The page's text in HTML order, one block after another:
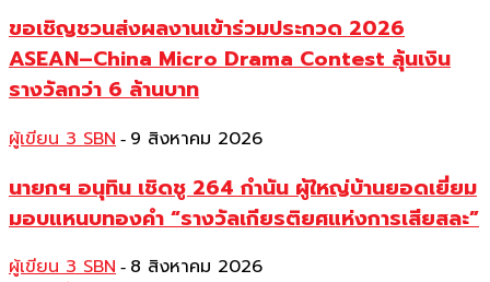
ขอเชิญชวนส่งผลงานเข้าร่วมประกวด 2026
ASEAN–China Micro Drama Contest ลุ้นเงิน
รางวัลกว่า 6 ล้านบาท
ผู้เขียน 3 SBN - 9 สิงหาคม 2026
นายกฯ อนุทิน เชิดชู 264 กำนัน ผู้ใหญ่บ้านยอดเยี่ยม
มอบแหนบทองคำ “รางวัลเกียรติยศแห่งการเสียสละ”
ผู้เขียน 3 SBN - 8 สิงหาคม 2026